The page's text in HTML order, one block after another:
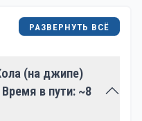
идут вдоль
переходя
приключения.
долина Цум
РАЗВЕРНУТЬ ВСЁ
(на джипе)
в пути: ~8